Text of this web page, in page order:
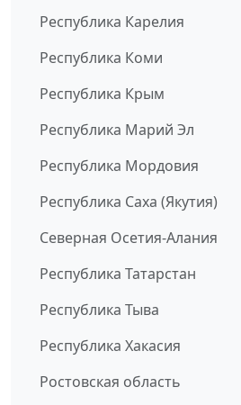
Республика Карелия
Республика Коми
Республика Крым
Республика Марий Эл
Республика Мордовия
Республика Саха (Якутия)
Северная Осетия-Алания
Республика Татарстан
Республика Тыва
Республика Хакасия
Ростовская область